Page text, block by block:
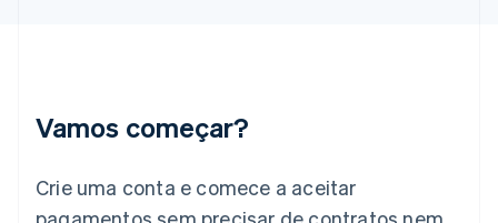
Vamos começar?
Crie uma conta e comece a aceitar
Itália
Japão